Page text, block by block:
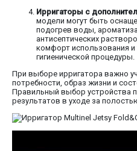
Ирригаторы с
модели могут быть
подогрев воды,
антисептических
комфорт использования
гигиенической процедуры.
При выборе ирригатора важно
потребности, образ жизни и
Правильный выбор устройства
результатов в уходе за